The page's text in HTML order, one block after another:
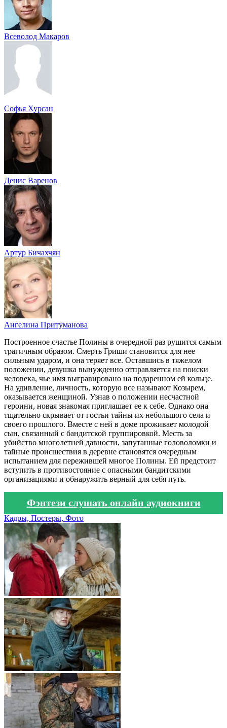
Всеволод Макаров
Софья Хурсан
Денис Варенов
Артур Бичахчян
Ангелина Притуманова
Построенное счастье Полины в очередной раз рушится самым
трагичным образом. Смерть Гриши становится для нее
сильным ударом, и она теряет все. Оставшись в тяжелом
положении, девушка вынужденно отправляется на поиски
человека, чье имя выгравировано на подаренном ей кольце.
На удивление, личность, которую все называют Козырем,
оказывается женщиной. Узнав о положении несчастной
героини, новая знакомая приглашает ее к себе. Однако она
тщательно скрывает от гостьи тайны их небольшого села и
своего прошлого. Вместе с ней в доме проживает молодой
сын, связанный с бандитской группировкой. Месть за
убийство многолетней давности, запутанные головоломки и
тайные происшествия в деревне становятся очередным
испытанием для пережившей многое Полины. Ей предстоит
вступить в противостояние с опасными бандитскими
организациями и обнаружить верный для себя путь.
Фэнтези слушать онлайн аудиокниги
Кадры, Постеры, Фото